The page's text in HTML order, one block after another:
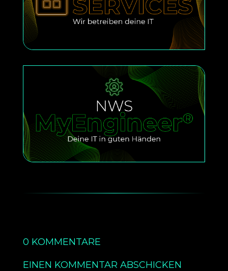
0 KOMMENTARE
EINEN KOMMENTAR ABSCHICKEN